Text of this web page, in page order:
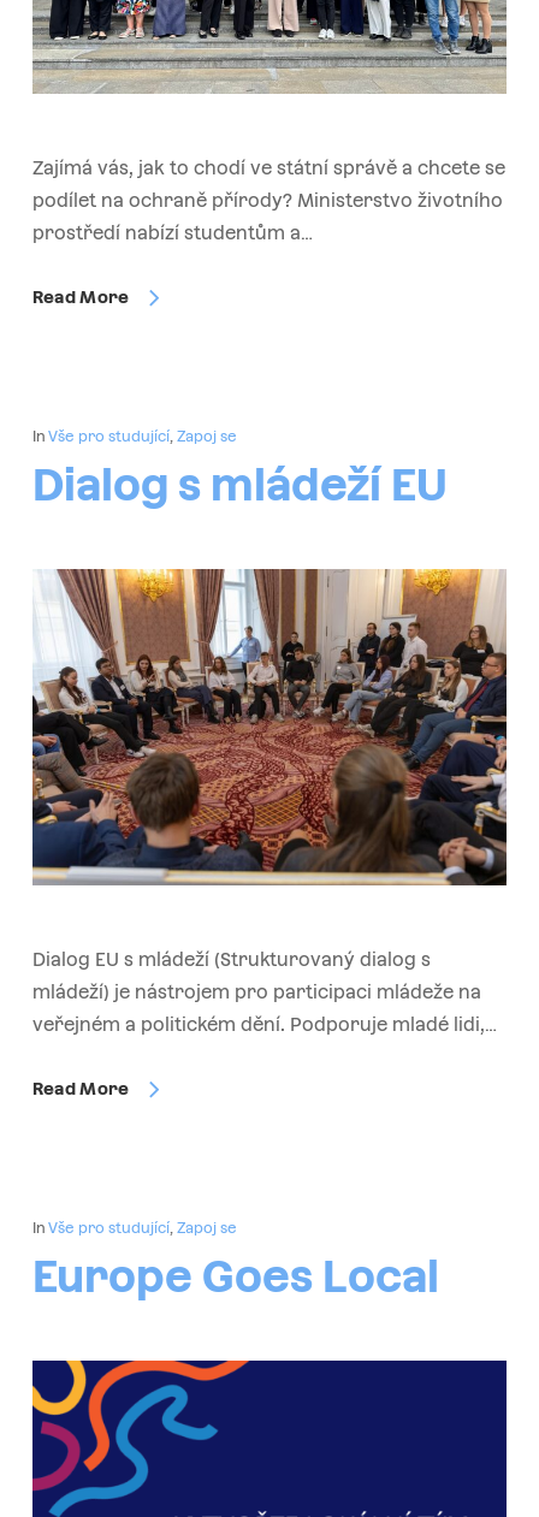
Zajímá vás, jak to chodí ve státní správě a chcete se
podílet na ochraně přírody? Ministerstvo životního
prostředí nabízí studentům a…
Read More
In Vše pro studující, Zapoj se
Dialog s mládeží EU
Dialog EU s mládeží (Strukturovaný dialog s
mládeží) je nástrojem pro participaci mládeže na
veřejném a politickém dění. Podporuje mladé lidi,…
Read More
In Vše pro studující, Zapoj se
Europe Goes Local